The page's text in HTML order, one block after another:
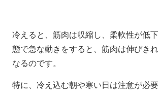
冷えると、筋肉は収縮し、柔軟性が低
態で急な動きをすると、筋肉は伸びき
なるのです。
特に、冷え込む朝や寒い日は注意が必要